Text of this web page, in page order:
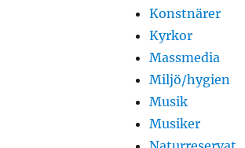
Konstnärer
Kyrkor
Massmedia
Miljö/hygien
Musik
Musiker